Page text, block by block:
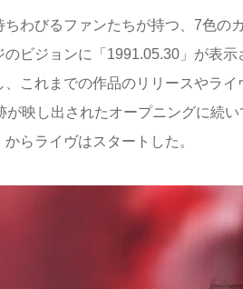
わびるファンたちが持つ、7色の
ビジョンに「1991.05.30」が表
、これまでの作品のリリースやラ
が映し出されたオープニングに続
らライヴはスタートした。